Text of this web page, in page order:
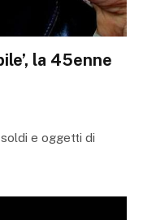
la 45enne
soldi e oggetti di